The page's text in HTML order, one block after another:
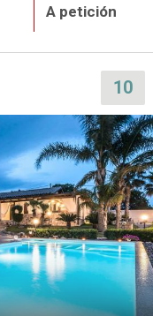
A petición
10